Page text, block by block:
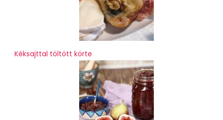
Kéksajttal töltött körte